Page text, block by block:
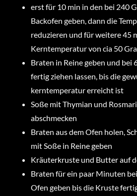
erst für 10 min in den bei 240
Backofen geben, dann die
reduzieren und für weitere 45
Kerntemperatur von cia 50
Braten in Reine geben und bei
fertig ziehen lassen, bis die
kerntemperatur erreicht ist
Soße mit Thymian und
abschmecken
Braten aus dem Ofen holen,
mit Soße in Reine geben
Kräuterkruste und Butter auf
Braten für ein paar Minuten
Ofen geben bis die Kruste